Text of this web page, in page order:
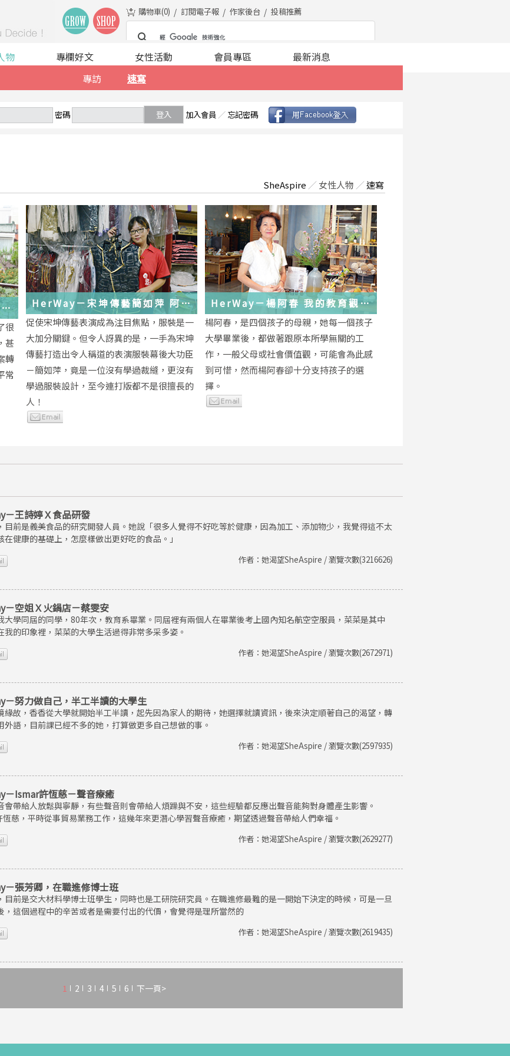
購物車(0) 訂閱電子報 作家後台 投稿推薦
物
專訪
速寫
專欄好文 女性活動 會員專區 最新消息
密碼 登入 加入會員 ／ 忘記密碼
SheAspire ／ 女性人物 ／速寫
很
甚
轉
常
HerWay－宋坤傳藝簡如萍 阿
萍ㄟ服裝
促使宋坤傳藝表演成為注目焦點，服裝是一
大加分關鍵。但令人訝異的是，一手為宋坤
傳藝打造出令人稱道的表演服裝幕後大功臣
－簡如萍，竟是一位沒有學過裁縫，更沒有
學過服裝設計，至今連打版都不是很擅長的
人！
HerWay－楊阿春 我的教育觀
念
楊阿春，是四個孩子的母親，她每一個孩子
大學畢業後，都做著跟原本所學無關的工
作，一般父母或社會價值觀，可能會為此感
到可惜，然而楊阿春卻十分支持孩子的選
擇。
－王詩婷Ｘ食品研發
目前是義美食品的研究開發人員。她說「很多人覺得不好吃等於健康，因為加工、添加物少，我覺得這不太
在健康的基礎上，怎麼樣做出更好吃的食品。」
作者：她渴望SheAspire / 瀏覽次數(3216626)
－空姐Ｘ火鍋店－蔡雯安
大學同屆的同學，80年次，教育系畢業。同屆裡有兩個人在畢業後考上國內知名航空空服員，菜菜是其中
我的印象裡，菜菜的大學生活過得非常多采多姿。
作者：她渴望SheAspire / 瀏覽次數(2672971)
－努力做自己，半工半讀的大學生
緣故，香香從大學就開始半工半讀，起先因為家人的期待，她選擇就讀資訊，後來決定順著自己的渴望，轉
外語，目前課已經不多的她，打算做更多自己想做的事。
作者：她渴望SheAspire / 瀏覽次數(2597935)
－Ismar許恆慈－聲音療癒
會帶給人放鬆與寧靜，有些聲音則會帶給人煩躁與不安，這些經驗都反應出聲音能夠對身體產生影響。
慈，平時從事貿易業務工作，這幾年來更潛心學習聲音療癒，期望透過聲音帶給人們幸福。
作者：她渴望SheAspire / 瀏覽次數(2629277)
－張芳卿，在職進修博士班
目前是交大材料學博士班學生，同時也是工研院研究員。在職進修最難的是一開始下決定的時候，可是一旦
，這個過程中的辛苦或者是需要付出的代價，會覺得是理所當然的
作者：她渴望SheAspire / 瀏覽次數(2619435)
1 2 3 4 5 6 下一頁>